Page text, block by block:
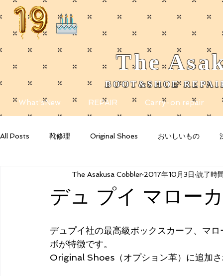
The
​BOOT&SHOE
What'sNew REPAIR Carry-on repair
All Posts 靴修理 Original Shoes おいしいもの
Your Community Blogging Tips
デュ プイ マロー
The Asakusa Cobbler 2017年10月3日 読了時
デュプイ社の最高級ボックスカーフ、マ
ボが特徴です。
Original Shoes（オプション革）に追加